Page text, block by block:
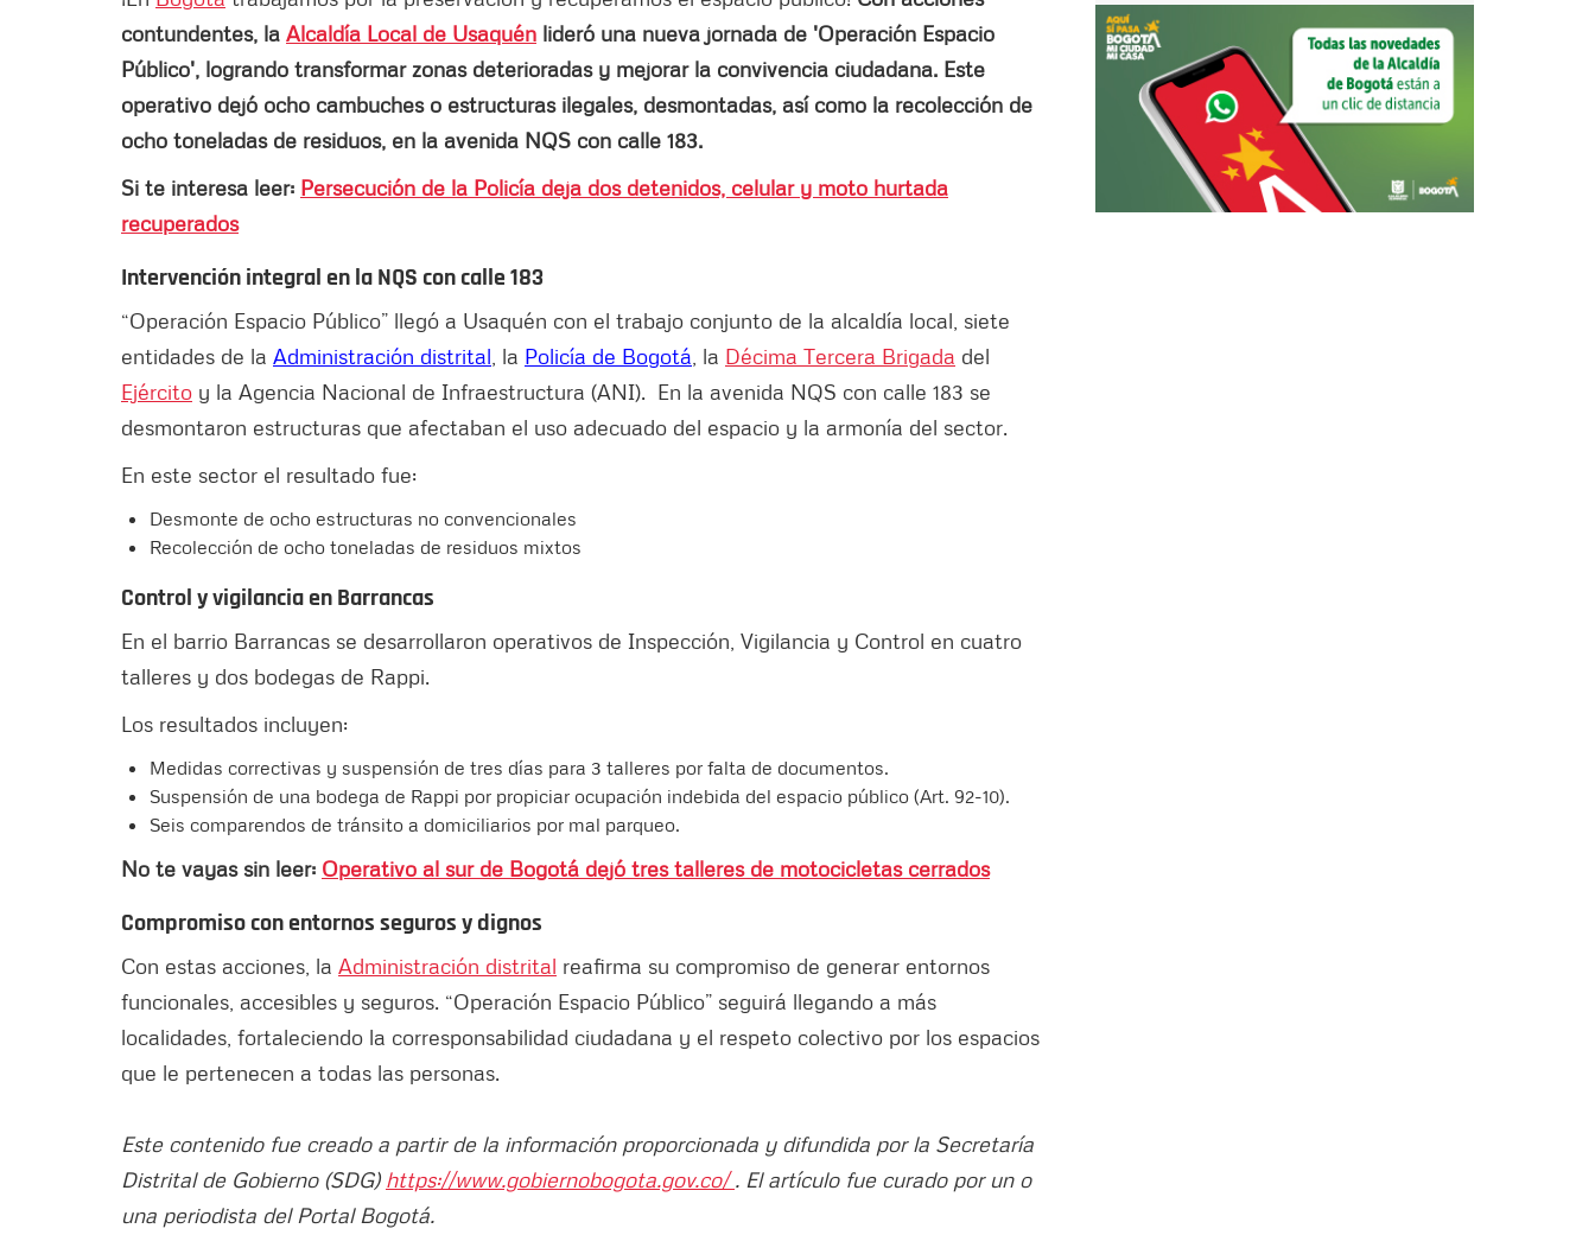
contundentes, la Alcaldía Local de Usaquén lideró una nueva jornada de 'Operación Espacio
Público', logrando transformar zonas deterioradas y mejorar la convivencia ciudadana. Este
operativo dejó ocho cambuches o estructuras ilegales, desmontadas, así como la recolección de
ocho toneladas de residuos, en la avenida NQS con calle 183.
Si te interesa leer: Persecución de la Policía deja dos detenidos, celular y moto hurtada
recuperados
Intervención integral en la NQS con calle 183
“Operación Espacio Público” llegó a Usaquén con el trabajo conjunto de la alcaldía local, siete
entidades de la Administración distrital , la Policía de Bogotá , la Décima Tercera Brigada del
Ejército y la Agencia Nacional de Infraestructura (ANI). En la avenida NQS con calle 183 se
desmontaron estructuras que afectaban el uso adecuado del espacio y la armonía del sector.
En este sector el resultado fue:
Desmonte de ocho estructuras no convencionales
Recolección de ocho toneladas de residuos mixtos
Control y vigilancia en Barrancas
En el barrio Barrancas se desarrollaron operativos de Inspección, Vigilancia y Control en cuatro
talleres y dos bodegas de Rappi.
Los resultados incluyen:
Medidas correctivas y suspensión de tres días para 3 talleres por falta de documentos.
Suspensión de una bodega de Rappi por propiciar ocupación indebida del espacio público (Art. 92-10).
Seis comparendos de tránsito a domiciliarios por mal parqueo.
No te vayas sin leer: Operativo al sur de Bogotá dejó tres talleres de motocicletas cerrados
Compromiso con entornos seguros y dignos
Con estas acciones, la Administración distrital reafirma su compromiso de generar entornos
funcionales, accesibles y seguros. “Operación Espacio Público” seguirá llegando a más
localidades, fortaleciendo la corresponsabilidad ciudadana y el respeto colectivo por los espacios
que le pertenecen a todas las personas.
Este contenido fue creado a partir de la información proporcionada y difundida por la Secretaría
Distrital de Gobierno (SDG) https://www.gobiernobogota.gov.co/. El artículo fue curado por un o
una periodista del Portal Bogotá.